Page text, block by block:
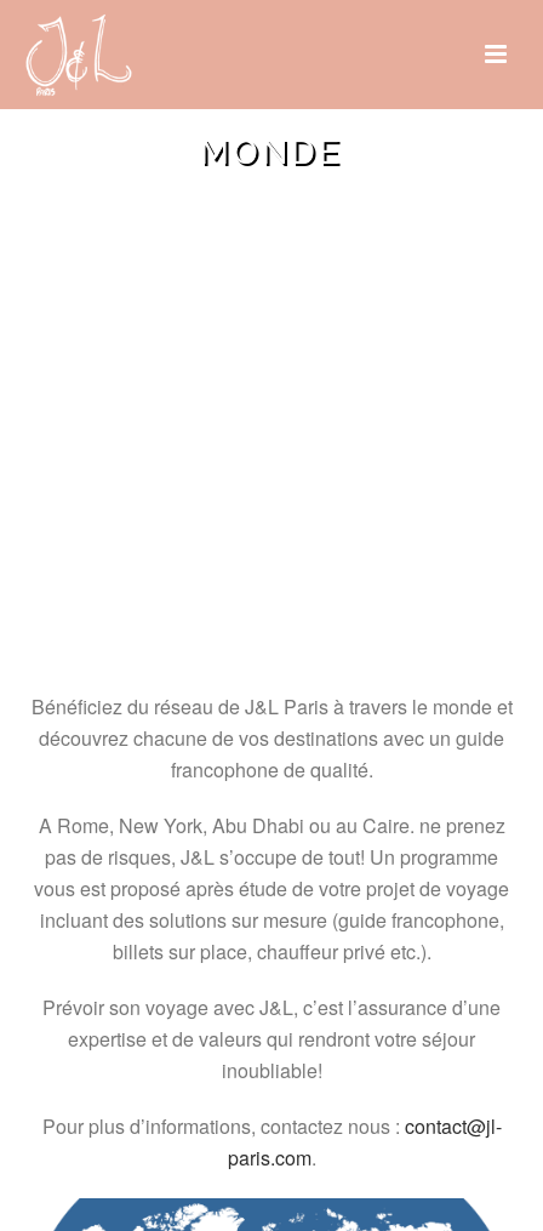
MONDE
Bénéficiez du réseau de J&L Paris à travers le monde et
découvrez chacune de vos destinations avec un guide
francophone de qualité.
A Rome, New York, Abu Dhabi ou au Caire. ne prenez
pas de risques, J&L s’occupe de tout! Un programme
vous est proposé après étude de votre projet de voyage
incluant des solutions sur mesure (guide francophone,
billets sur place, chauffeur privé etc.).
Prévoir son voyage avec J&L, c’est l’assurance d’une
expertise et de valeurs qui rendront votre séjour
inoubliable!
Pour plus d’informations, contactez nous : contact@jl-
paris.com.